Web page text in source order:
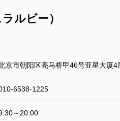
ルビー）
京市朝阳区亮马桥甲46号亚星大厦4
6538-1225
～20:00